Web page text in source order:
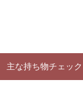
な持ち物チェック